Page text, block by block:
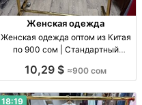
Женская одежда
Женская одежда оптом из Китая
по 900 сом | Стандартный
стандарт, Китай, 900 сом/шт.
10,29 $ ≈900 сом
18:19